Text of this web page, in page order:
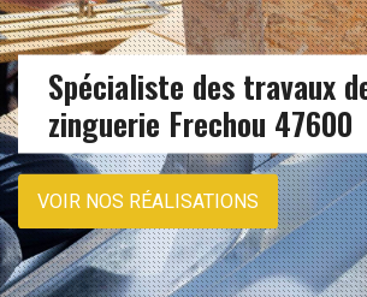
Spécialiste des travaux
zinguerie Frechou 47600
VOIR NOS RÉALISATIONS